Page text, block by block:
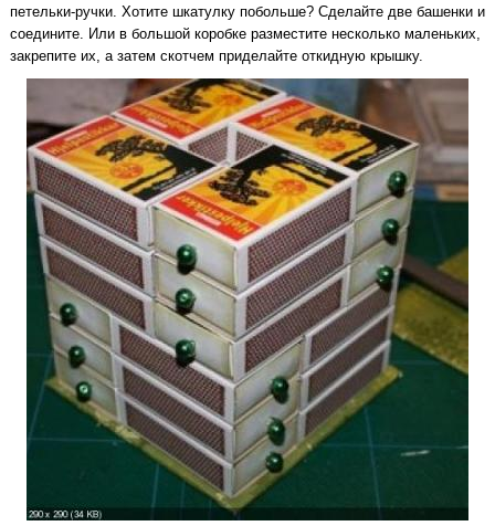
петельки-ручки. Хотите шкатулку побольше? Сделайте две башенки и
соедините. Или в большой коробке разместите несколько маленьких,
закрепите их, а затем скотчем приделайте откидную крышку.